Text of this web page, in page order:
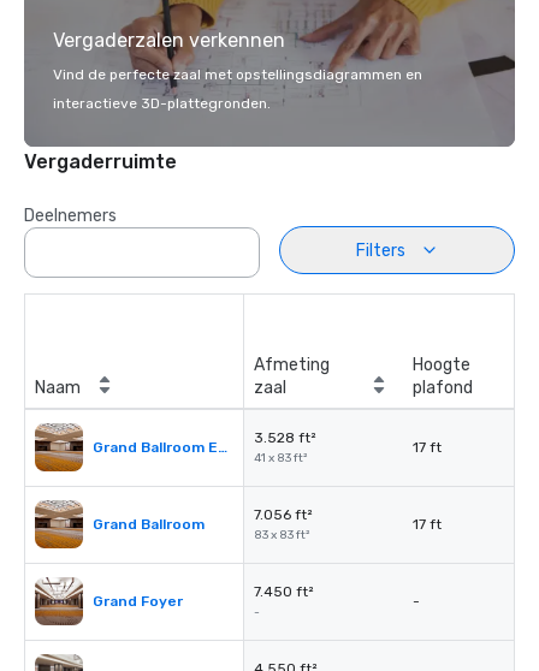
Vergaderzalen verkennen
Vind de perfecte zaal met opstellingsdiagrammen en
interactieve 3D-plattegronden.
Vergaderruimte
Deelnemers
Filters
Naam
Afmeting
zaal
Hoogte
plafond
Grand Ballroom East or West
3.528 ft²
41 x 83 ft²
17 ft
Grand Ballroom
7.056 ft²
83 x 83 ft²
17 ft
Grand Foyer
7.450 ft²
-
-